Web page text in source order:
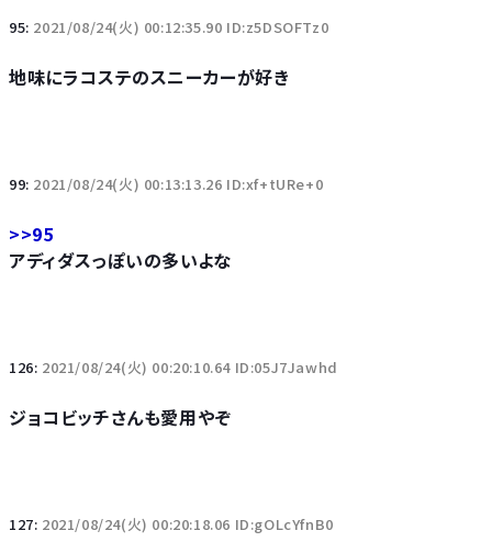
95: 2021/08/24(火) 00:12:35.90 ID:z5DSOFTz0
地味にラコステのスニーカーが好き
99: 2021/08/24(火) 00:13:13.26 ID:xf+tURe+0
>>95
アディダスっぽいの多いよな
126: 2021/08/24(火) 00:20:10.64 ID:05J7Jawhd
ジョコビッチさんも愛用やぞ
127: 2021/08/24(火) 00:20:18.06 ID:gOLcYfnB0